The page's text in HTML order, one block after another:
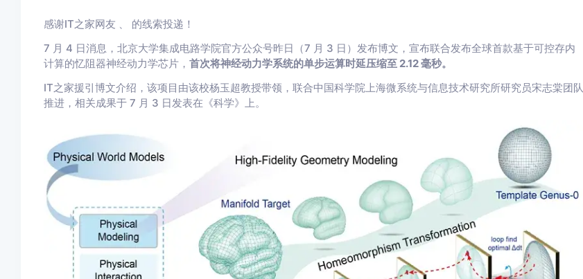
感谢IT之家网友 、 的线索投递！
7 月 4 日消息，北京大学集成电路学院官方公众号昨日（7 月 3 日）发布博文，宣布联合发布全球首款基于可控存内
计算的忆阻器神经动力学芯片， 首次将神经动力学系统的单步运算时延压缩至 2.12 毫秒。
IT之家援引博文介绍，该项目由该校杨玉超教授带领，联合中国科学院上海微系统与信息技术研究所研究员宋志棠团队
推进，相关成果于 7 月 3 日发表在《科学》上。